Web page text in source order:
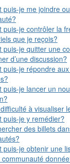
puis-je me joindre
puis-je contrôler la
que je reçois?
puis-je quitter une
d’une discussion?
puis-je répondre aux
puis-je lancer un
difficulté à visualiser
puis-je y remédier?
des billets
puis-je obtenir une